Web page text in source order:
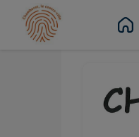
Contenu Menu